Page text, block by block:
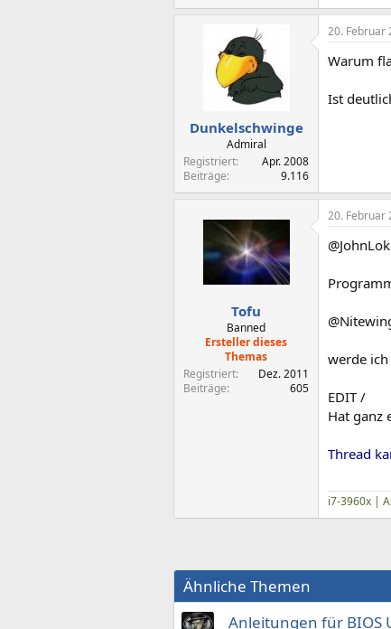
Dunkelschwinge
Admiral
Registriert
Apr. 2008
Beiträge
9.116
20. Februar
Warum
Ist
Tofu
Banned
Ersteller dieses
Themas
Registriert
Dez. 2011
Beiträge
605
20. Februar
werde
EDIT /
Hat ganz
Thread
i7-3960x |
Ähnliche Themen
Anleitungen für BIOS